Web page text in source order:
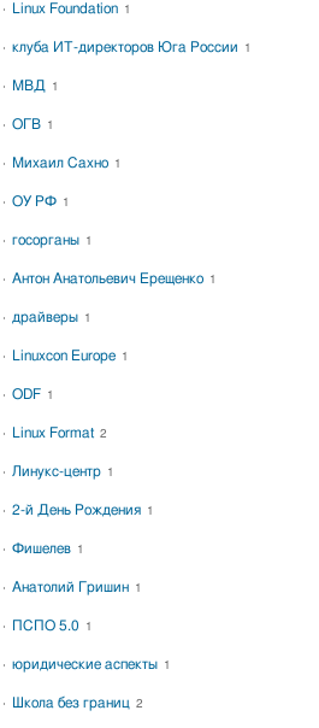
Linux Foundation 1
клуба ИТ-директоров Юга России 1
МВД 1
ОГВ 1
Михаил Сахно 1
ОУ РФ 1
госорганы 1
Антон Анатольевич Ерещенко 1
драйверы 1
Linuxcon Europe 1
ODF 1
Linux Format 2
Линукс-центр 1
2-й День Рождения 1
Фишелев 1
Анатолий Гришин 1
ПСПО 5.0 1
юридические аспекты 1
Школа без границ 2